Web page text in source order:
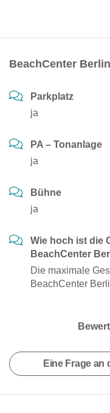
BeachCenter
Parkplatz
ja
PA – Tonanlage
ja
Bühne
ja
Wie hoch ist die
BeachCenter
Die maximale
BeachCenter
Eine Frage an